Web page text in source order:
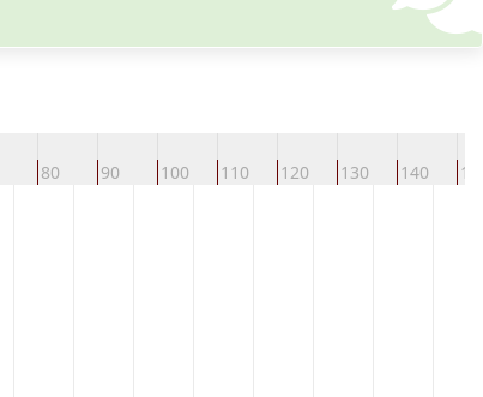
80 90 100 110 120 130 140